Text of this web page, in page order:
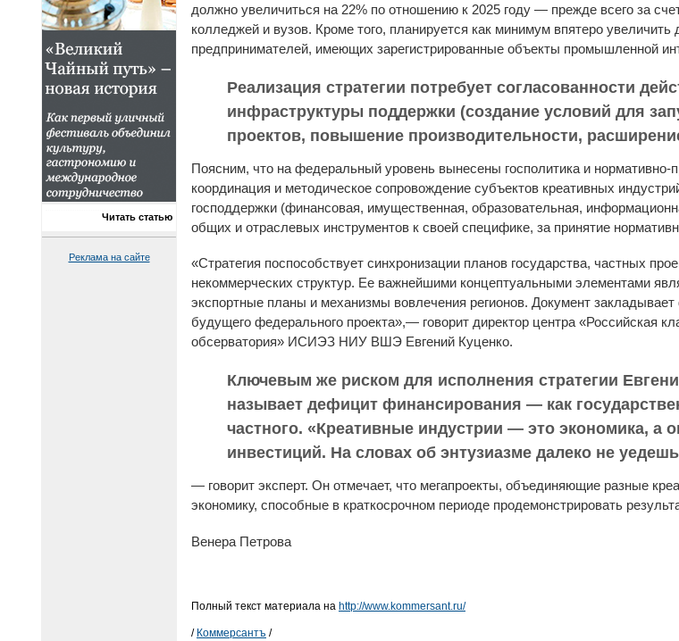
Читать статью
Реклама на сайте
должно увеличиться на 22% по отношению к 2025 году — прежде всего за
колледжей и вузов. Кроме того, планируется как минимум впятеро
предпринимателей, имеющих зарегистрированные объекты промышленной
Реализация стратегии потребует согласованности
инфраструктуры поддержки (создание условий для
проектов, повышение производительности,
Поясним, что на федеральный уровень вынесены госполитика и нормативно-
координация и методическое сопровождение субъектов креативных
господдержки (финансовая, имущественная, образовательная,
общих и отраслевых инструментов к своей специфике, за принятие
«Стратегия поспособствует синхронизации планов государства, частных
некоммерческих структур. Ее важнейшими концептуальными элементами
экспортные планы и механизмы вовлечения регионов. Документ
будущего федерального проекта»,— говорит директор центра «Российская
обсерватория» ИСИЭЗ НИУ ВШЭ Евгений Куценко.
Ключевым же риском для исполнения стратегии
называет дефицит финансирования — как
частного. «Креативные индустрии — это экономика, а
инвестиций. На словах об энтузиазме далеко не
— говорит эксперт. Он отмечает, что мегапроекты, объединяющие разные
экономику, способные в краткосрочном периоде продемонстрировать
Венера Петрова
Полный текст материала на http://www.kommersant.ru/
/ Коммерсантъ /